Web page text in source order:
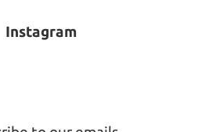
Instagram